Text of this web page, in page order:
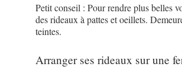
Petit conseil : Pour rendre plus belles
des rideaux à pattes et oeillets.
teintes.
Arranger ses rideaux sur une